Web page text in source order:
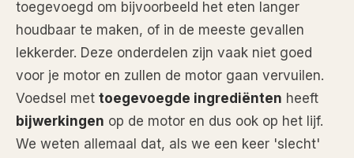
toegevoegd om bijvoorbeeld het eten langer
houdbaar te maken, of in de meeste gevallen
lekkerder. Deze onderdelen zijn vaak niet goed
voor je motor en zullen de motor gaan vervuilen.
Voedsel met toegevoegde ingrediënten heeft
bijwerkingen op de motor en dus ook op het lijf.
We weten allemaal dat, als we een keer 'slecht'